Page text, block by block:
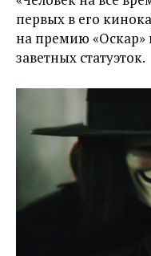
первых в его
на премию «Оскар»
заветных статуэток.